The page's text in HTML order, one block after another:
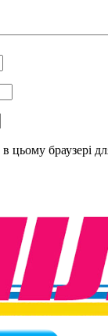
цьому браузері